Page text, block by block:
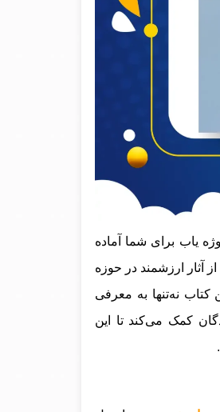
یاب برای شما آماده
آثار ارزشمند در حوزه
نه‌تنها به معرفی
کمک می‌کند تا این